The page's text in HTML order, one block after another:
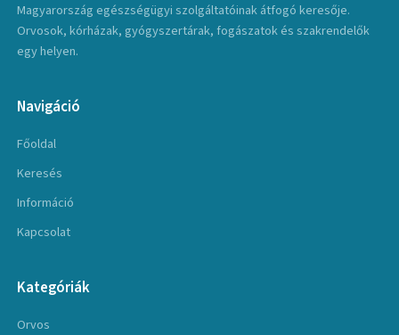
Magyarország egészségügyi szolgáltatóinak átfogó keresője.
Orvosok, kórházak, gyógyszertárak, fogászatok és szakrendelők
egy helyen.
Navigáció
Főoldal
Keresés
Információ
Kapcsolat
Kategóriák
Orvos